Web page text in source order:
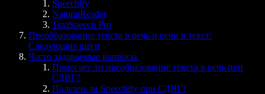
Speechify
NaturalReader
TextSpeech Pro
Преобразование текста в речь и речи в текст:
Следующие шаги
Часто задаваемые вопросы
Помогает ли преобразование текста в речь при
СДВГ?
Полезен ли Speechify при СДВГ?